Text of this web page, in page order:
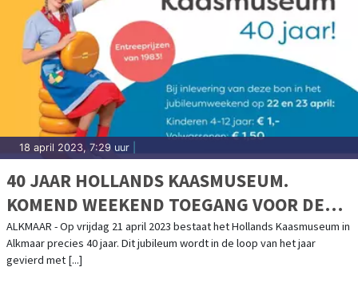
18 april 2023, 7:29 uur
40 JAAR HOLLANDS KAASMUSEUM.
KOMEND WEEKEND TOEGANG VOOR DE
PRIJZEN VAN 1983
ALKMAAR - Op vrijdag 21 april 2023 bestaat het Hollands Kaasmuseum in
Alkmaar precies 40 jaar. Dit jubileum wordt in de loop van het jaar
gevierd met [...]